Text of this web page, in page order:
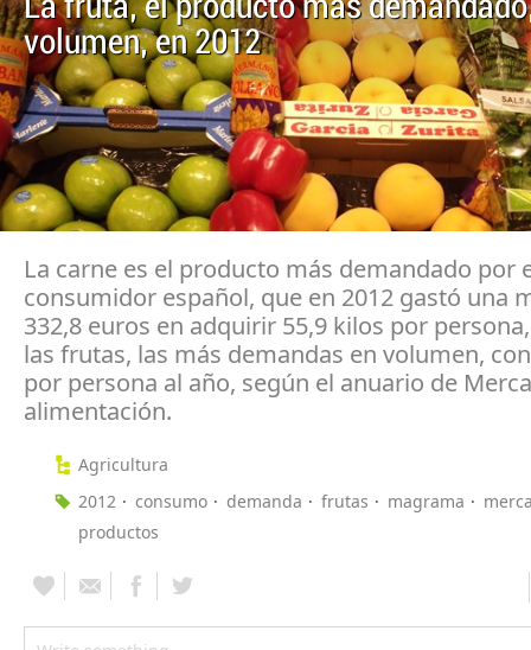
La fruta, el producto más
volumen, en 2012
La carne es el producto más demandado por
consumidor español, que en 2012 gastó una
332,8 euros en adquirir 55,9 kilos por
las frutas, las más demandas en volumen,
por persona al año, según el anuario de
alimentación.
Agricultura
2012
consumo demanda frutas magrama
productos